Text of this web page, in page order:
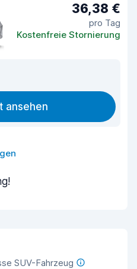
36,38 €
pro Tag
Kostenfreie Stornierung
ansehen
SUV-Fahrzeug